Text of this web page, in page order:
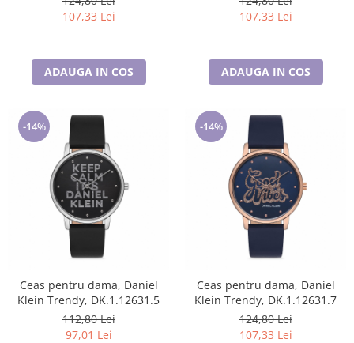
107,33 Lei
ADAUGA IN COS
107,33 Lei
ADAUGA IN COS
-14%
Ceas pentru dama, Daniel
Klein Trendy, DK.1.12631.5
112,80 Lei
97,01 Lei
-14%
Ceas pentru dama, Daniel
Klein Trendy, DK.1.12631.7
124,80 Lei
107,33 Lei